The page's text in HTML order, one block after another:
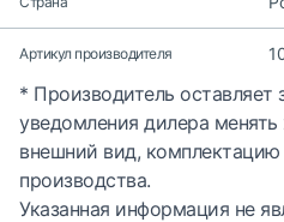
Артикул производителя
* Производитель оставляет
уведомления дилера менять
внешний вид,
производства.
Указанная информация не